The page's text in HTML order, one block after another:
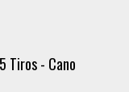
Tiros - Cano